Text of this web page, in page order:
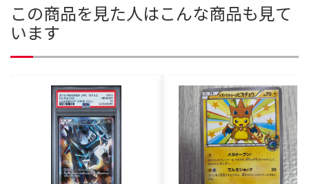
この商品を見た人はこんな商品も見て
います